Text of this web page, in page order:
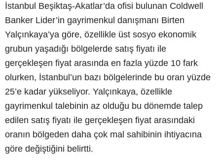
İstanbul Beşiktaş-Akatlar’da ofisi bulunan Coldwell
Banker Lider’in gayrimenkul danışmanı Birten
Yalçınkaya’ya göre, özellikle üst sosyo ekonomik
grubun yaşadığı bölgelerde satış fiyatı ile
gerçekleşen fiyat arasında en fazla yüzde 10 fark
olurken, İstanbul’un bazı bölgelerinde bu oran yüzde
25’e kadar yükseliyor. Yalçınkaya, özellikle
gayrimenkul talebinin az olduğu bu dönemde talep
edilen satış fiyatı ile gerçekleşen fiyat arasındaki
oranın bölgeden daha çok mal sahibinin ihtiyacına
göre değiştiğini belirtti.